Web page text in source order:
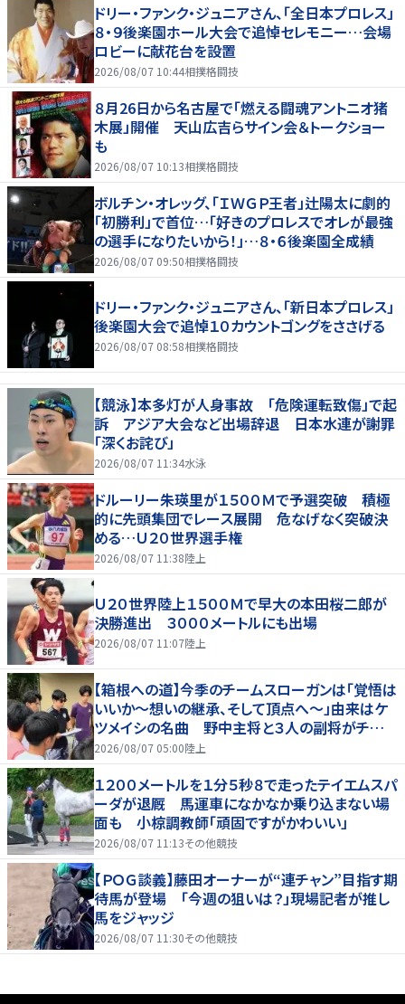
ドリー・ファンク・ジュニアさん、「全日本プロレス」
８・９後楽園ホール大会で追悼セレモニー…会場
ロビーに献花台を設置
2026/08/07 10:44相撲格闘技
８月26日から名古屋で「燃える闘魂アントニオ猪
木展」開催 天山広吉らサイン会＆トークショー
も
2026/08/07 10:13相撲格闘技
ボルチン・オレッグ、「ＩＷＧＰ王者」辻陽太に劇的
「初勝利」で首位…「好きのプロレスでオレが最強
の選手になりたいから！」…８・６後楽園全成績
2026/08/07 09:50相撲格闘技
ドリー・ファンク・ジュニアさん、「新日本プロレス」
後楽園大会で追悼１０カウントゴングをささげる
2026/08/07 08:58相撲格闘技
【競泳】本多灯が人身事故 「危険運転致傷」で起
訴 アジア大会など出場辞退 日本水連が謝罪
「深くお詫び」
2026/08/07 11:34水泳
ドルーリー朱瑛里が１５００Ｍで予選突破 積極
的に先頭集団でレース展開 危なげなく突破決
める…Ｕ２０世界選手権
2026/08/07 11:38陸上
Ｕ２０世界陸上１５００Ｍで早大の本田桜二郎が
決勝進出 ３０００メートルにも出場
2026/08/07 11:07陸上
【箱根への道】今季のチームスローガンは「覚悟は
いいか～想いの継承、そして頂点へ～」由来はケ
ツメイシの名曲 野中主将と３人の副将がチーム
を引っ張る…夏合宿特集第１弾、国学院大
2026/08/07 05:00陸上
１２００メートルを１分５秒８で走ったテイエムスパ
ーダが退厩 馬運車になかなか乗り込まない場
面も 小椋調教師「頑固ですがかわいい」
2026/08/07 11:13その他競技
【ＰＯＧ談義】藤田オーナーが“連チャン”目指す期
待馬が登場 「今週の狙いは？」現場記者が推し
馬をジャッジ
2026/08/07 11:30その他競技